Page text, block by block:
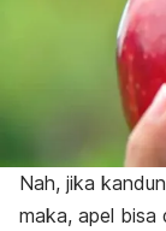
Nah, jika
maka, apel bisa